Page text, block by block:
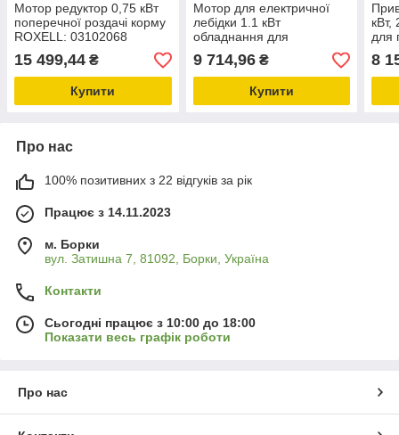
Мотор редуктор 0,75 кВт
поперечної роздачі корму
ROXELL: 03102068
обладнання та запчастини
для тваринництва
15 499,44 ₴
Купити
Мотор для електричної
лебідки 1.1 кВт
обладнання для
птахофабрик
9 714,96₴
Купити
кВт,
для
8
Про нас
100% позитивних з 22 відгуків за рік
Працює з 14.11.2023
м. Борки
вул. Затишна 7, 81092, Борки, Україна
Контакти
Сьогодні працює з 10:00 до 18:00
Показати весь графік роботи
Про нас